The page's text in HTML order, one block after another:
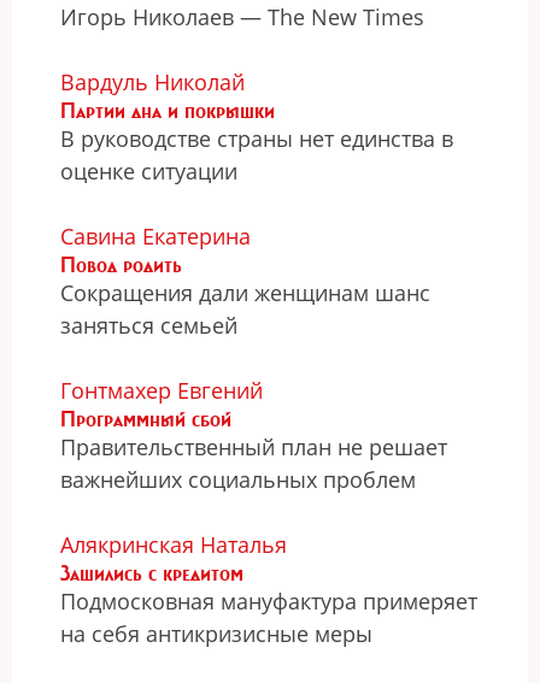
Игорь Николаев — The New Times
Вардуль Николай
Партии дна и покрышки
В руководстве страны нет единства в
оценке ситуации
Савина Екатерина
Повод родить
Сокращения дали женщинам шанс
заняться семьей
Гонтмахер Евгений
Программный сбой
Правительственный план не решает
важнейших социальных проблем
Алякринская Наталья
Зашились с кредитом
Подмосковная мануфактура примеряет
на себя антикризисные меры